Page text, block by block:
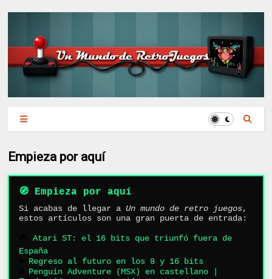
Empieza por aquí
🧭 Empieza por aquí
Si acabas de llegar aUn mundo de retro juegos,
estos artículos son una gran puerta de entrada:
🎮Atari ST: el 16 bits que triunfó fuera de
España
Regreso al futuro en los 8 y 16 bits
Penguin Adventure (MSX) en castellano |